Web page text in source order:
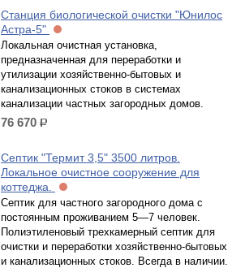
Станция биологической очистки "Юнилос
Астра-5"
Локальная очистная установка,
предназначенная для переработки и
утилизации хозяйственно-бытовых и
канализационных стоков в системах
канализации частных загородных домов.
76 670 р.
Септик "Термит 3,5" 3500 литров.
Локальное очистное сооружение для
коттеджа.
Септик для частного загородного дома с
постоянным проживанием 5—7 человек.
Полиэтиленовый трехкамерный септик для
очистки и переработки хозяйственно-бытовых
и канализационных стоков. Всегда в наличии.